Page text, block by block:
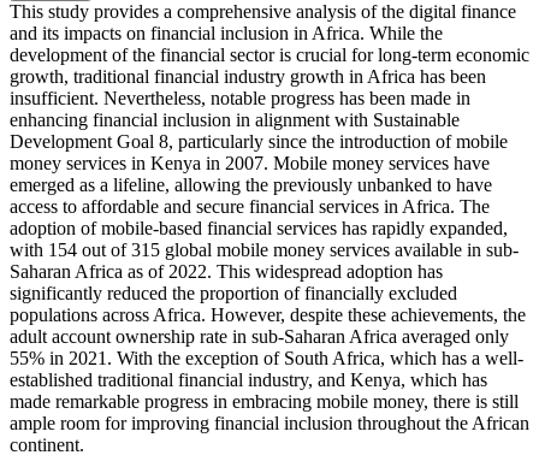
This study provides a comprehensive analysis of the digital finance
and its impacts on financial inclusion in Africa. While the
development of the financial sector is crucial for long-term economic
growth, traditional financial industry growth in Africa has been
insufficient. Nevertheless, notable progress has been made in
enhancing financial inclusion in alignment with Sustainable
Development Goal 8, particularly since the introduction of mobile
money services in Kenya in 2007. Mobile money services have
emerged as a lifeline, allowing the previously unbanked to have
access to affordable and secure financial services in Africa. The
adoption of mobile-based financial services has rapidly expanded,
with 154 out of 315 global mobile money services available in sub-
Saharan Africa as of 2022. This widespread adoption has
significantly reduced the proportion of financially excluded
populations across Africa. However, despite these achievements, the
adult account ownership rate in sub-Saharan Africa averaged only
55% in 2021. With the exception of South Africa, which has a well-
established traditional financial industry, and Kenya, which has
made remarkable progress in embracing mobile money, there is still
ample room for improving financial inclusion throughout the African
continent.